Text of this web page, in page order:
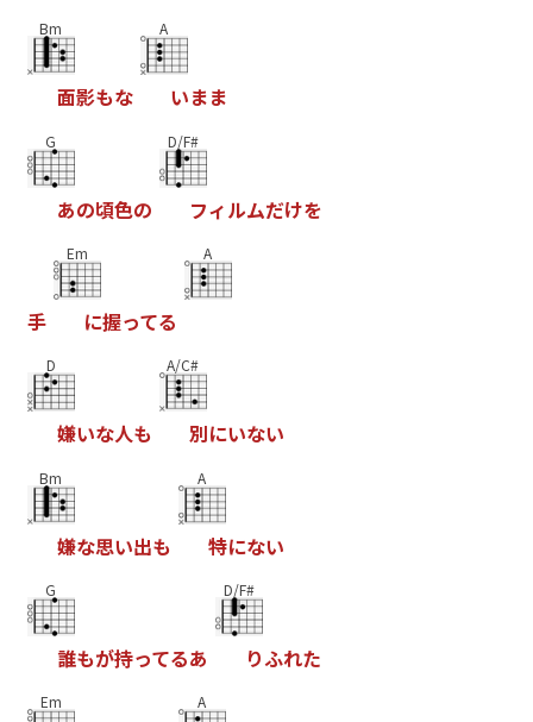
Bm
面影もな
A
いまま
G
あの頃色の
D/F#
フィルムだけを
手
Em
に握ってる
A
D
嫌いな人も
A/C#
別にいない
Bm
嫌な思い出も
A
特にない
G
誰もが持ってるあ
D/F#
りふれた
Em A